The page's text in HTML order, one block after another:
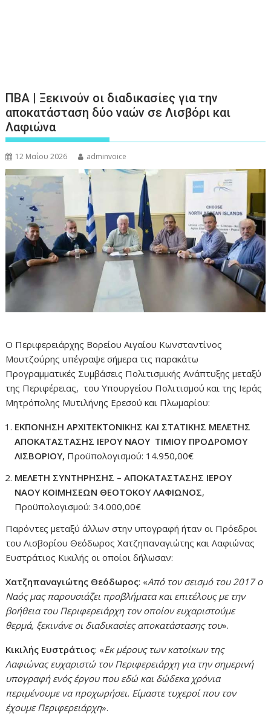
ΠΒΑ | Ξεκινούν οι διαδικασίες για την
αποκατάσταση δύο ναών σε Λισβόρι και
Λαφιώνα
12 Μαΐου 2026 adminvoice
Ο Περιφερειάρχης Βορείου Αιγαίου Κωνσταντίνος
Μουτζούρης υπέγραψε σήμερα τις παρακάτω
Προγραμματικές Συμβάσεις Πολιτισμικής Ανάπτυξης μεταξύ
της Περιφέρειας, του Υπουργείου Πολιτισμού και της Ιεράς
Μητρόπολης Μυτιλήνης Ερεσού και Πλωμαρίου:
ΕΚΠΟΝΗΣΗ ΑΡΧΙΤΕΚΤΟΝΙΚΗΣ ΚΑΙ ΣΤΑΤΙΚΗΣ ΜΕΛΕΤΗΣ
ΑΠΟΚΑΤΑΣΤΑΣΗΣ ΙΕΡΟΥ ΝΑΟΥ ΤΙΜΙΟΥ ΠΡΟΔΡΟΜΟΥ
ΛΙΣΒΟΡΙΟΥ, Προϋπολογισμού: 14.950,00€
ΜΕΛΕΤΗ ΣΥΝΤΗΡΗΣΗΣ – ΑΠΟΚΑΤΑΣΤΑΣΗΣ ΙΕΡΟΥ
ΝΑΟΥ ΚΟΙΜΗΣΕΩΝ ΘΕΟΤΟΚΟΥ ΛΑΦΙΩΝΟΣ,
Προϋπολογισμού: 34.000,00€
Παρόντες μεταξύ άλλων στην υπογραφή ήταν οι Πρόεδροι
του Λισβορίου Θεόδωρος Χατζηπαναγιώτης και Λαφιώνας
Ευστράτιος Κικιλής οι οποίοι δήλωσαν:
Χατζηπαναγιώτης Θεόδωρος: «Από τον σεισμό του 2017 ο
Ναός μας παρουσιάζει προβλήματα και επιτέλους με την
βοήθεια του Περιφερειάρχη τον οποίον ευχαριστούμε
θερμά, ξεκινάνε οι διαδικασίες αποκατάστασης του».
Κικιλής Ευστράτιος: «Εκ μέρους των κατοίκων της
Λαφιώνας ευχαριστώ τον Περιφερειάρχη για την σημερινή
υπογραφή ενός έργου που εδώ και δώδεκα χρόνια
περιμένουμε να προχωρήσει. Είμαστε τυχεροί που τον
έχουμε Περιφερειάρχη».